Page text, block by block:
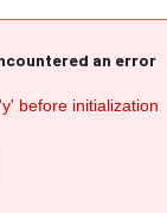
an error
before initialization